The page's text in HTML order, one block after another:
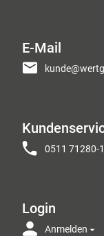
E-Mail
0511 71280-
Login
Anmelden